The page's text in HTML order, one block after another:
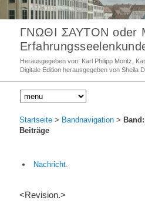
ΓΝΩΘΙ ΣΑΥΤΟΝ oder
Herausgegeben von: Karl Philipp Moritz,
Digitale Edition herausgegeben von Sheila
Startseite > Bandnavigation >
Beiträge
Nachricht.
<Revision.>